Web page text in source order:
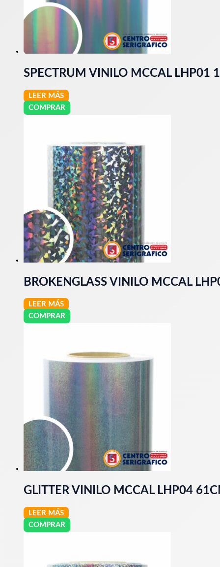
SPECTRUM VINILO MCCAL LHP01
LEER MÁS
COMPRAR
BROKENGLASS VINILO MCCAL
LEER MÁS
COMPRAR
GLITTER VINILO MCCAL LHP04
LEER MÁS
COMPRAR